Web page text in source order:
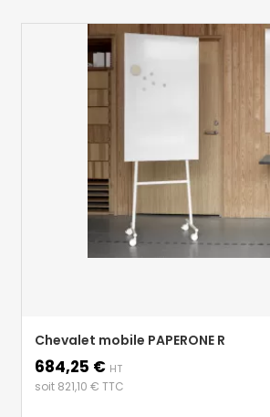
Chevalet mobile PAPERONE R
Prix
684,25 € HT
soit 821,10 € TTC